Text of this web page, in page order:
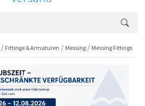
Fittinge & Armaturen Messing Messing Fittings